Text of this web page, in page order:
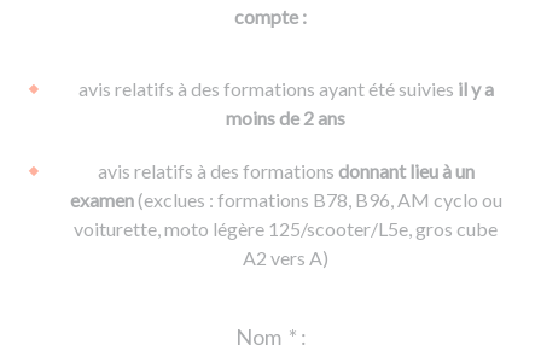
compte :
avis relatifs à des formations ayant été suivies il y a
moins de 2 ans
avis relatifs à des formations donnant lieu à un
examen(exclues : formations B78, B96, AM cyclo ou
voiturette, moto légère 125/scooter/L5e, gros cube
A2 vers A)
* :